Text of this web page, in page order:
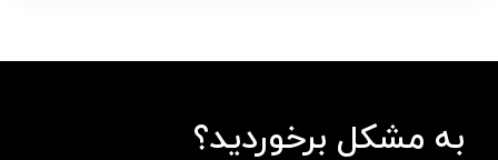
به مشکل برخوردید؟